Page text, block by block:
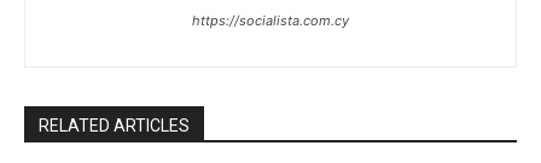
https://socialista.com.cy
RELATED ARTICLES